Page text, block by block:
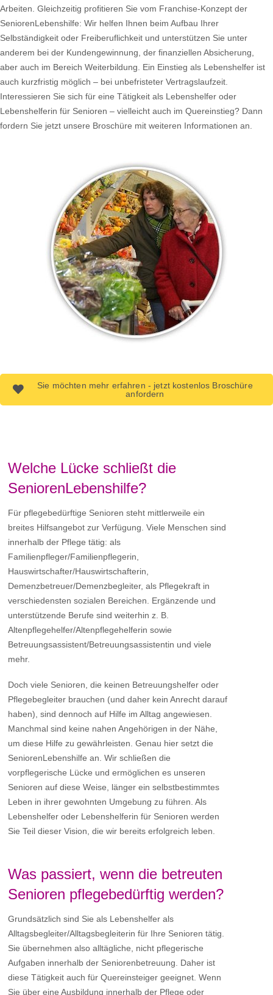
Arbeiten. Gleichzeitig profitieren Sie vom Franchise-Konzept der
SeniorenLebenshilfe: Wir helfen Ihnen beim Aufbau Ihrer
Selbständigkeit oder Freiberuflichkeit und unterstützen Sie unter
anderem bei der Kundengewinnung, der finanziellen Absicherung,
aber auch im Bereich Weiterbildung. Ein Einstieg als Lebenshelfer ist
auch kurzfristig möglich – bei unbefristeter Vertragslaufzeit.
Interessieren Sie sich für eine Tätigkeit als Lebenshelfer oder
Lebenshelferin für Senioren – vielleicht auch im Quereinstieg? Dann
fordern Sie jetzt unsere Broschüre mit weiteren Informationen an.
Sie möchten mehr erfahren - jetzt kostenlos Broschüre
anfordern
Welche Lücke schließt die
SeniorenLebenshilfe?
Für pflegebedürftige Senioren steht mittlerweile ein
breites Hilfsangebot zur Verfügung. Viele Menschen sind
innerhalb der Pflege tätig: als
Familienpfleger/Familienpflegerin,
Hauswirtschafter/Hauswirtschafterin,
Demenzbetreuer/Demenzbegleiter, als Pflegekraft in
verschiedensten sozialen Bereichen. Ergänzende und
unterstützende Berufe sind weiterhin z. B.
Altenpflegehelfer/Altenpflegehelferin sowie
Betreuungsassistent/Betreuungsassistentin und viele
mehr.
Doch viele Senioren, die keinen Betreuungshelfer oder
Pflegebegleiter brauchen (und daher kein Anrecht darauf
haben), sind dennoch auf Hilfe im Alltag angewiesen.
Manchmal sind keine nahen Angehörigen in der Nähe,
um diese Hilfe zu gewährleisten. Genau hier setzt die
SeniorenLebenshilfe an. Wir schließen die
vorpflegerische Lücke und ermöglichen es unseren
Senioren auf diese Weise, länger ein selbstbestimmtes
Leben in ihrer gewohnten Umgebung zu führen. Als
Lebenshelfer oder Lebenshelferin für Senioren werden
Sie Teil dieser Vision, die wir bereits erfolgreich leben.
Was passiert, wenn die betreuten
Senioren pflegebedürftig werden?
Grundsätzlich sind Sie als Lebenshelfer als
Alltagsbegleiter/Alltagsbegleiterin für Ihre Senioren tätig.
Sie übernehmen also alltägliche, nicht pflegerische
Aufgaben innerhalb der Seniorenbetreuung. Daher ist
diese Tätigkeit auch für Quereinsteiger geeignet. Wenn
Sie über eine Ausbildung innerhalb der Pflege oder